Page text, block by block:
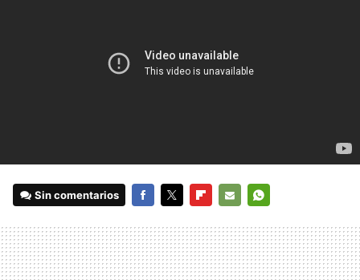
Sin comentarios
MAIL